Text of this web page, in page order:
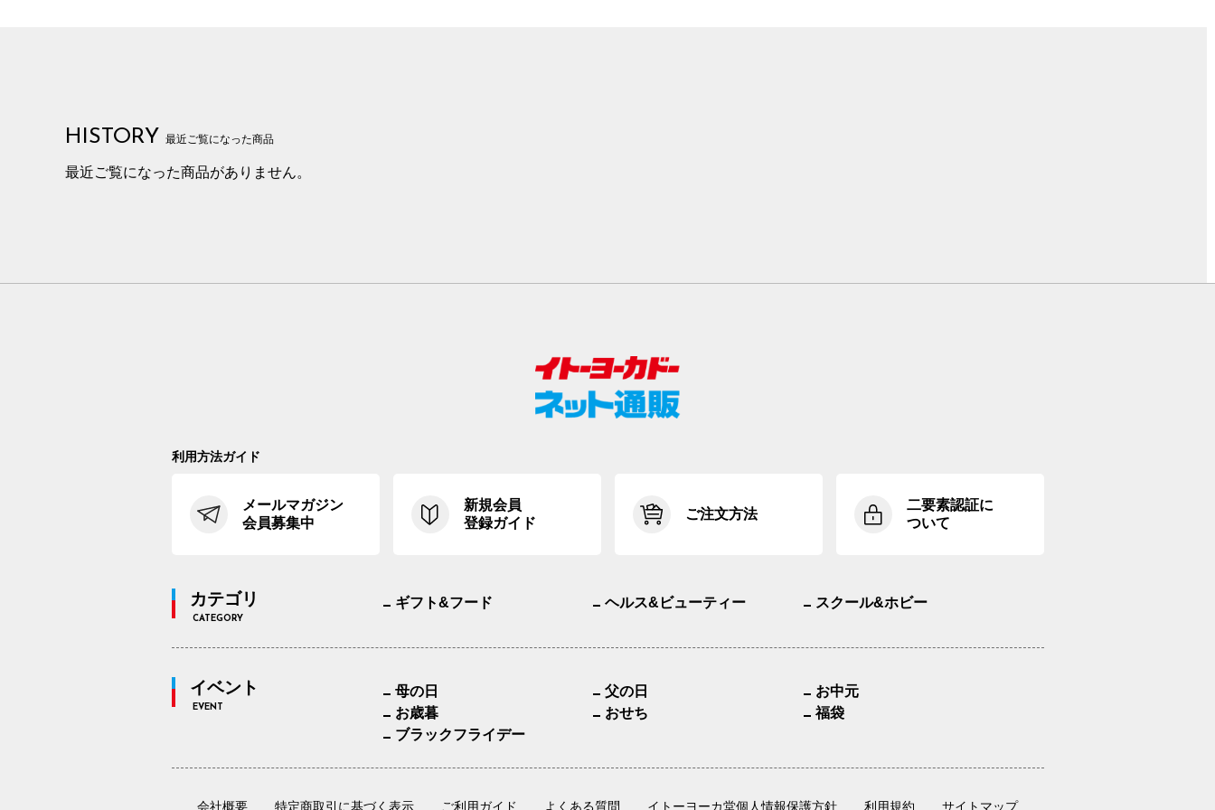
HISTORY 最近ご覧になった商品
最近ご覧になった商品がありません。
利用方法ガイド
メールマガジン
会員募集中
新規会員
登録ガイド
ご注文方法
二要素認証に
ついて
カテゴリ
CATEGORY
ギフト&フード ヘルス&ビューティー スクール&ホビー
イベント
EVENT
母の日 父の日
お中元
お歳暮
おせち
福袋
ブラックフライデー
会社概要 特定商取引に基づく表示 ご利用ガイド よくある質問 イトーヨーカ堂個人情報保護方針 利用規約 サイトマップ